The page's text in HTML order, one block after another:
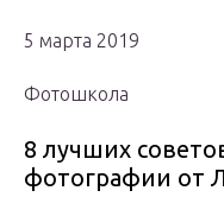
5 марта 2019
Фотошкола
8 лучших
фотографии от